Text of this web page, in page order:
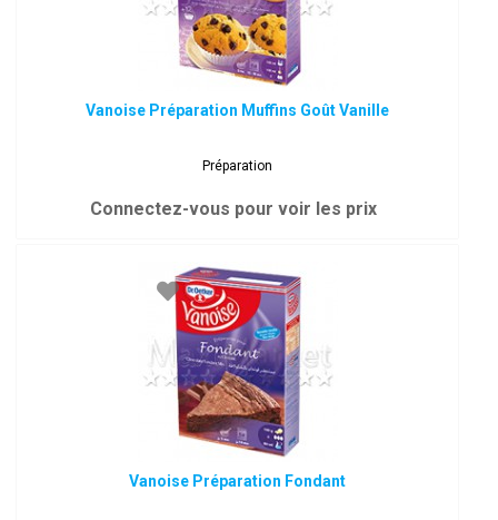
Vanoise Préparation Muffins Goût Vanille
Préparation
Connectez-vous pour voir les prix
Vanoise Préparation Fondant